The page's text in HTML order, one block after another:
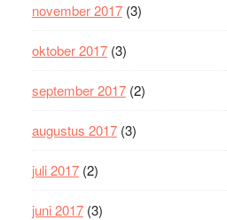
november 2017(3)
oktober 2017(3)
september 2017(2)
augustus 2017(3)
juli 2017(2)
juni 2017(3)